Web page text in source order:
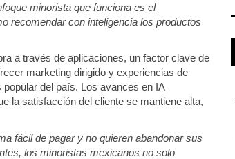
minorista que funciona es el
recomendar con inteligencia los productos
a través de aplicaciones, un factor clave de
marketing dirigido y experiencias de
del país. Los avances en IA
la satisfacción del cliente se mantiene alta,
fácil de pagar y no quieren abandonar sus
los minoristas mexicanos no solo